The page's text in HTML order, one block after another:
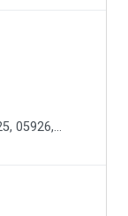
05926,...